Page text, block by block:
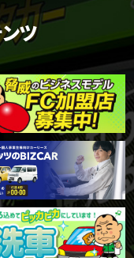
ツ